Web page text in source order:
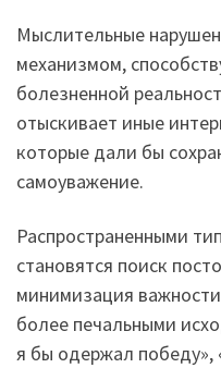
Мыслительные
механизмом,
болезненной
отыскивает иные
которые дали бы
самоуважение.
Распространенными
становятся поиск
минимизация
более печальными
я бы одержал победу»,